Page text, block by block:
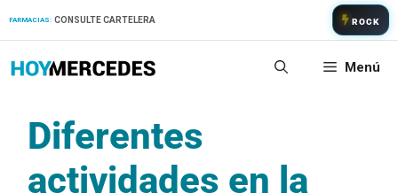
FARMACIAS: CONSULTE CARTELERA ROCK
Menú
Diferentes
actividades en la